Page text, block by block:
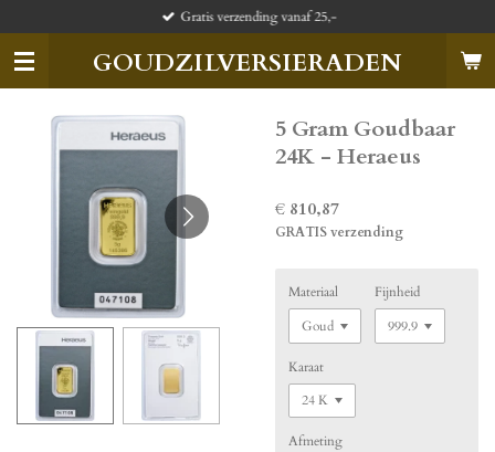
naar
GOUDZILVERSIERADEN
Gratis verzending vanaf 25,-
5 Gram Goudbaar
24K - Heraeus
€ 810,87
GRATIS verzending
Materiaal Fijnheid
Karaat
Afmeting